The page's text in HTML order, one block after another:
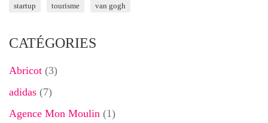
startup tourisme van gogh
CATÉGORIES
Abricot (3)
adidas (7)
Agence Mon Moulin (1)